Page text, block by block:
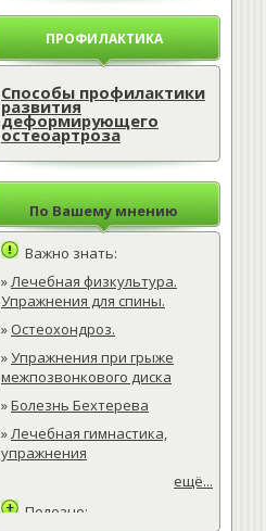
ПРОФИЛАКТИКА
Способы профилактики
развития
деформирующего
остеоартроза
По Вашему мнению
Важно знать:
»Лечебная физкультура.
Упражнения для спины.
» Остеохондроз.
»Упражнения при грыже
межпозвонкового диска
»Болезнь Бехтерева
»Лечебная гимнастика,
упражнения
ещё...
Полезно: